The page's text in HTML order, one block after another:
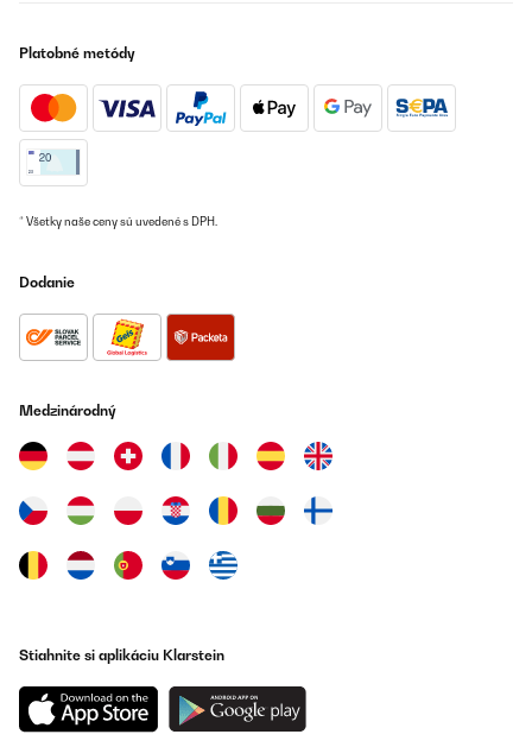
Platobné metódy
* Všetky naše ceny sú uvedené s DPH.
Dodanie
Medzinárodný
Stiahnite si aplikáciu Klarstein